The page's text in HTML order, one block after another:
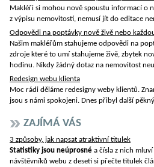
Makléři si mohou nově spoustu informací o
z výpisu nemovitostí, nemusí jít do editace
Odpovědi na poptávky nově živě nebo
Našim makléřům stahujeme odpovědi na
zdroje které to umí stahujeme živě, zbytek
hodinu. Nikdy žádný dotaz na nemovitost
Redesign webu klienta
Moc rádi děláme redesigny weby klientů.
jsou s námi spokojeni. Dnes přibyl další
ZAJÍMÁ VÁS
3 způsoby, jak napsat atraktivní titulek
Statistiky jsou neúprosné a čísla z nich mluví
návštěvníků webu z deseti si přečte titulek